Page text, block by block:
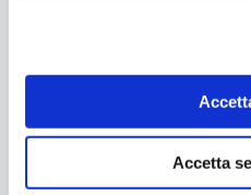
Accetta
Responsabile Segreteria